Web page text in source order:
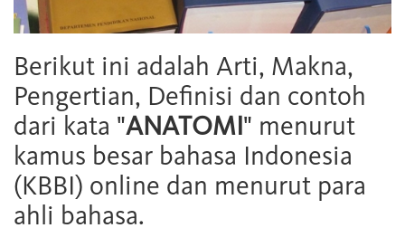
Berikut ini adalah Arti, Makna,
Pengertian, Definisi dan contoh
dari kata "ANATOMI" menurut
kamus besar bahasa Indonesia
(KBBI) online dan menurut para
ahli bahasa.